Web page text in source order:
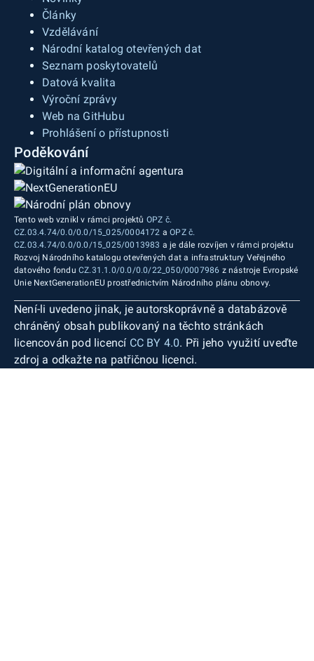
Články
Vzdělávání
Národní katalog otevřených dat
Seznam poskytovatelů
Datová kvalita
Výroční zprávy
Web na GitHubu
Prohlášení o přístupnosti
Poděkování
Tento web vznikl v rámci projektů OPZ č.
CZ.03.4.74/0.0/0.0/15_025/0004172 aOPZ č.
CZ.03.4.74/0.0/0.0/15_025/0013983 a je dále rozvíjen v rámci projektu
Rozvoj Národního katalogu otevřených dat a infrastruktury Veřejného
datového fondu CZ.31.1.0/0.0/0.0/22_050/0007986 z nástroje Evropské
Unie NextGenerationEU prostřednictvím Národního plánu obnovy.
Není-li uvedeno jinak, je autorskoprávně a databázově
chráněný obsah publikovaný na těchto stránkách
licencován pod licencí CC BY 4.0. Při jeho využití uveďte
zdroj a odkažte na patřičnou licenci.